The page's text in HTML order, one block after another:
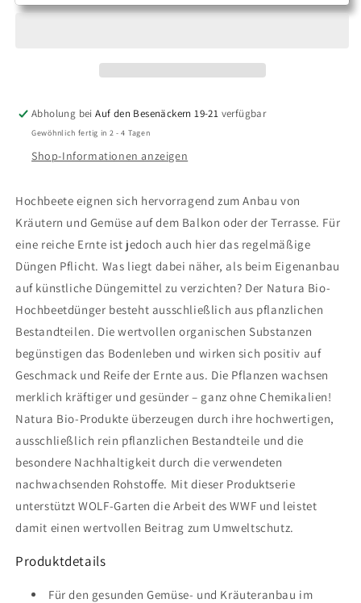
Abholung beiAuf den Besenäckern 19-21 verfügbar
Gewöhnlich fertig in 2 - 4 Tagen
Shop-Informationen anzeigen
Hochbeete eignen sich hervorragend zum Anbau von
Kräutern und Gemüse auf dem Balkon oder der Terrasse. Für
eine reiche Ernte ist jedoch auch hier das regelmäßige
Düngen Pflicht. Was liegt dabei näher, als beim Eigenanbau
auf künstliche Düngemittel zu verzichten? Der Natura Bio-
Hochbeetdünger besteht ausschließlich aus pflanzlichen
Bestandteilen. Die wertvollen organischen Substanzen
begünstigen das Bodenleben und wirken sich positiv auf
Geschmack und Reife der Ernte aus. Die Pflanzen wachsen
merklich kräftiger und gesünder – ganz ohne Chemikalien!
Natura Bio-Produkte überzeugen durch ihre hochwertigen,
ausschließlich rein pflanzlichen Bestandteile und die
besondere Nachhaltigkeit durch die verwendeten
nachwachsenden Rohstoffe. Mit dieser Produktserie
unterstützt WOLF-Garten die Arbeit des WWF und leistet
damit einen wertvollen Beitrag zum Umweltschutz.
Produktdetails
Für den gesunden Gemüse- und Kräuteranbau im